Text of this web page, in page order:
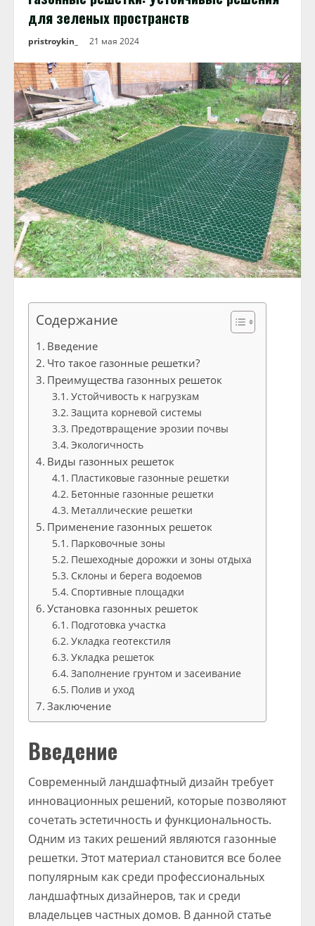
для зеленых пространств
pristroykin_ 21 мая 2024
Содержание
Введение
Что такое газонные решетки?
Преимущества газонных решеток
Устойчивость к нагрузкам
Защита корневой системы
Предотвращение эрозии почвы
Экологичность
Виды газонных решеток
Пластиковые газонные решетки
Бетонные газонные решетки
Металлические решетки
Применение газонных решеток
Парковочные зоны
Пешеходные дорожки и зоны отдыха
Склоны и берега водоемов
Спортивные площадки
Установка газонных решеток
Подготовка участка
Укладка геотекстиля
Укладка решеток
Заполнение грунтом и засеивание
Полив и уход
Заключение
Введение
Современный ландшафтный дизайн требует
инновационных решений, которые позволяют
сочетать эстетичность и функциональность.
Одним из таких решений являются газонные
решетки. Этот материал становится все более
популярным как среди профессиональных
ландшафтных дизайнеров, так и среди
владельцев частных домов. В данной статье